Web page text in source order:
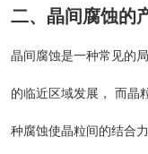
二、晶间腐蚀的
晶间腐蚀是一种常见的
的临近区域发展， 而晶
种腐蚀使晶粒间的结合